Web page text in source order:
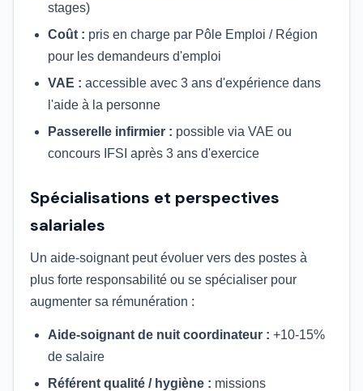
stages)
Coût : pris en charge par Pôle Emploi / Région
pour les demandeurs d'emploi
VAE : accessible avec 3 ans d'expérience dans
l'aide à la personne
Passerelle infirmier : possible via VAE ou
concours IFSI après 3 ans d'exercice
Spécialisations et perspectives
salariales
Un aide-soignant peut évoluer vers des postes à
plus forte responsabilité ou se spécialiser pour
augmenter sa rémunération :
Aide-soignant de nuit coordinateur : +10-15%
de salaire
Référent qualité / hygiène : missions